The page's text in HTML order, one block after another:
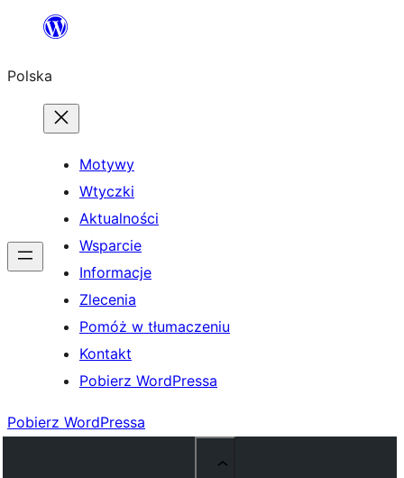
Przejdź
treści
Polska
Motywy
Wtyczki
Aktualności
Wsparcie
Informacje
Zlecenia
Pomóż w tłumaczeniu
Kontakt
Pobierz WordPressa
Pobierz WordPressa